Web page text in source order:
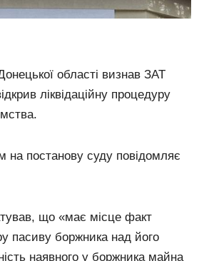
області визнав ЗАТ
ліквідаційну процедуру
на постанову суду повідомляє
що «має місце факт
пасиву боржника над його
наявного у боржника майна